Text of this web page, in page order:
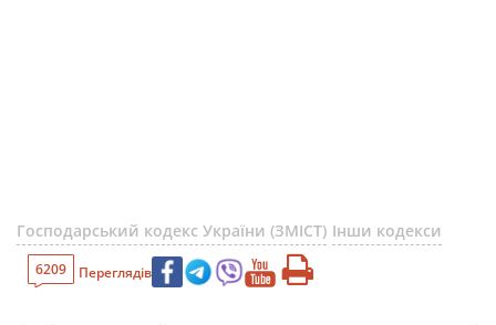
Господарський кодекс України (ЗМІСТ) Інши кодекси
6209 Переглядів